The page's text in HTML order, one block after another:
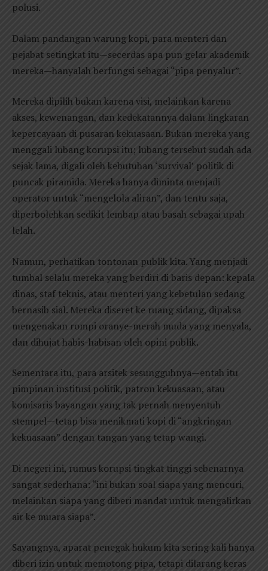
polusi.
Dalam pandangan warung kopi, para menteri dan
pejabat setingkat itu—secerdas apa pun gelar akademik
mereka—hanyalah berfungsi sebagai “pipa penyalur”.
Mereka dipilih bukan karena visi, melainkan karena
akses, kewenangan, dan kedekatannya dalam lingkaran
kepercayaan di pusaran kekuasaan. Bukan mereka yang
menggali lubang korupsi itu; lubang tersebut sudah ada
sejak lama, digali oleh kebutuhan ‘survival’ politik di
puncak piramida. Mereka hanya diminta menjadi
operator untuk “mengelola aliran”, dan tentu saja,
diperbolehkan sedikit lembap atau basah sebagai upah
lelah.
Namun, perhatikan tontonan publik kita. Yang menjadi
tumbal selalu mereka yang berdiri di baris depan: kepala
dinas, staf teknis, atau menteri yang kebetulan sedang
bernasib sial. Mereka diseret ke ruang sidang, dipaksa
mengenakan rompi oranye-merah muda yang menyala,
dan dihujat habis-habisan oleh opini publik.
Sementara itu, para arsitek sesungguhnya—entah itu
pimpinan institusi politik, patron kekuasaan, atau
komisaris bayangan yang tak pernah menyentuh
stempel—tetap bisa menikmati kopi di “angkringan
kekuasaan” dengan tangan yang tetap wangi.
Di negeri ini, rumus korupsi tingkat tinggi sebenarnya
sangat sederhana: “ini bukan soal siapa yang mencuri,
melainkan siapa yang diberi mandat untuk mengalirkan
air ke muara siapa”.
Sayangnya, aparat penegak hukum kita sering kali hanya
diberi izin untuk memotong pipa, tetapi dilarang keras